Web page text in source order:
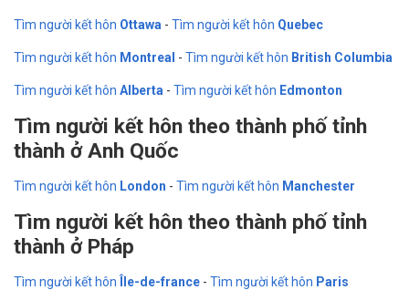
Tìm người kết hôn Ottawa - Tìm người kết hôn Quebec
Tìm người kết hôn Montreal - Tìm người kết hôn British Columbia
Tìm người kết hôn Alberta - Tìm người kết hôn Edmonton
Tìm người kết hôn theo thành phố tỉnh
thành ở Anh Quốc
Tìm người kết hôn London - Tìm người kết hôn Manchester
Tìm người kết hôn theo thành phố tỉnh
thành ở Pháp
Tìm người kết hôn Île-de-france - Tìm người kết hôn Paris